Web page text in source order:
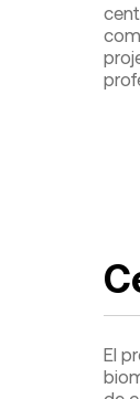
El